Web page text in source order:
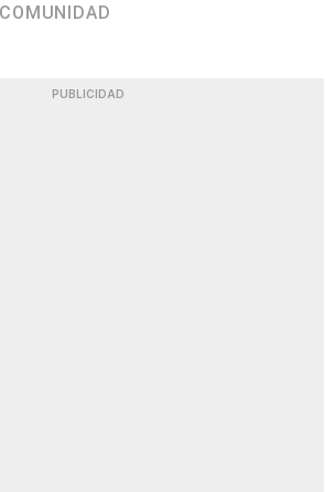
PUBLICIDAD